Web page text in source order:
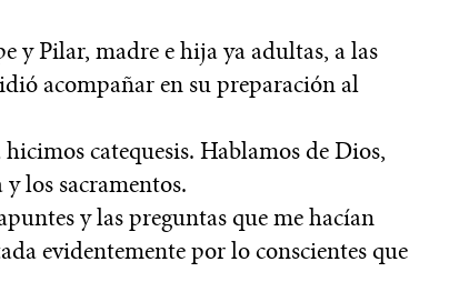
y Pilar, madre e hija ya adultas, a las
acompañar en su preparación al
catequesis. Hablamos de Dios,
los sacramentos.
y las preguntas que me hacían
evidentemente por lo conscientes que